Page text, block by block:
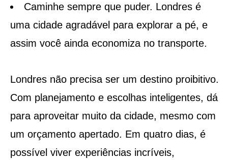
Caminhe sempre que puder. Londres é
uma cidade agradável para explorar a pé, e
assim você ainda economiza no transporte.
Londres não precisa ser um destino proibitivo.
Com planejamento e escolhas inteligentes, dá
para aproveitar muito da cidade, mesmo com
um orçamento apertado. Em quatro dias, é
possível viver experiências incríveis,